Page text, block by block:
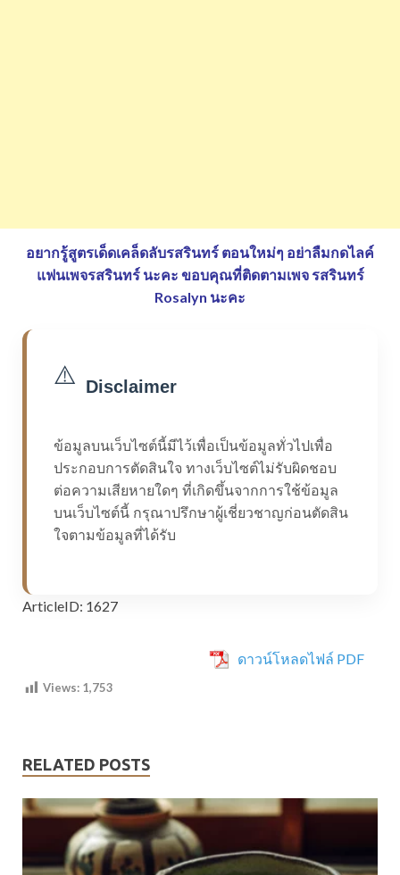
อยากรู้สูตรเด็ดเคล็ดลับรสรินทร์ ตอนใหม่ๆ อย่าลืมกดไลค์
แฟนเพจรสรินทร์ นะคะ ขอบคุณที่ติดตามเพจ รสรินทร์
Rosalyn นะคะ
⚠️ Disclaimer
ข้อมูลบนเว็บไซต์นี้มีไว้เพื่อเป็นข้อมูลทั่วไปเพื่อ
ประกอบการตัดสินใจ ทางเว็บไซต์ไม่รับผิดชอบ
ต่อความเสียหายใดๆ ที่เกิดขึ้นจากการใช้ข้อมูล
บนเว็บไซต์นี้ กรุณาปรึกษาผู้เชี่ยวชาญก่อนตัดสิน
ใจตามข้อมูลที่ได้รับ
ArticleID: 1627
ดาวน์โหลดไฟล์ PDF
Views: 1,753
RELATED POSTS